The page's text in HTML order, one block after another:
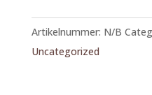
Taupe
aantal
Artikelnummer: N/B
Uncategorized